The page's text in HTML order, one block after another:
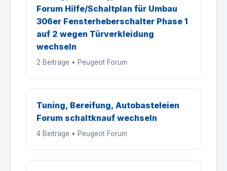
Forum Hilfe/Schaltplan für Umbau
306er Fensterheberschalter Phase 1
auf 2 wegen Türverkleidung
wechseln
2 Beiträge • Peugeot Forum
Tuning, Bereifung, Autobasteleien
Forum schaltknauf wechseln
4 Beiträge • Peugeot Forum